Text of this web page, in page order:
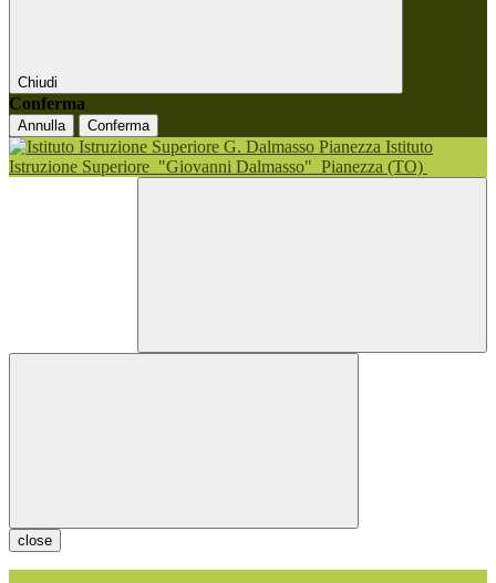
Chiudi
Conferma
Annulla Conferma
Istituto
Istruzione Superiore "Giovanni Dalmasso" Pianezza (TO)
close